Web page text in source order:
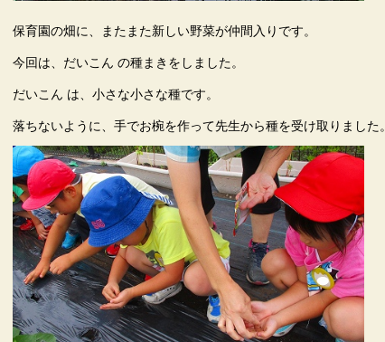
保育園の畑に、またまた新しい野菜が仲間入りです。
今回は、だいこん の種まきをしました。
だいこん は、小さな小さな種です。
落ちないように、手でお椀を作って先生から種を受け取りました。